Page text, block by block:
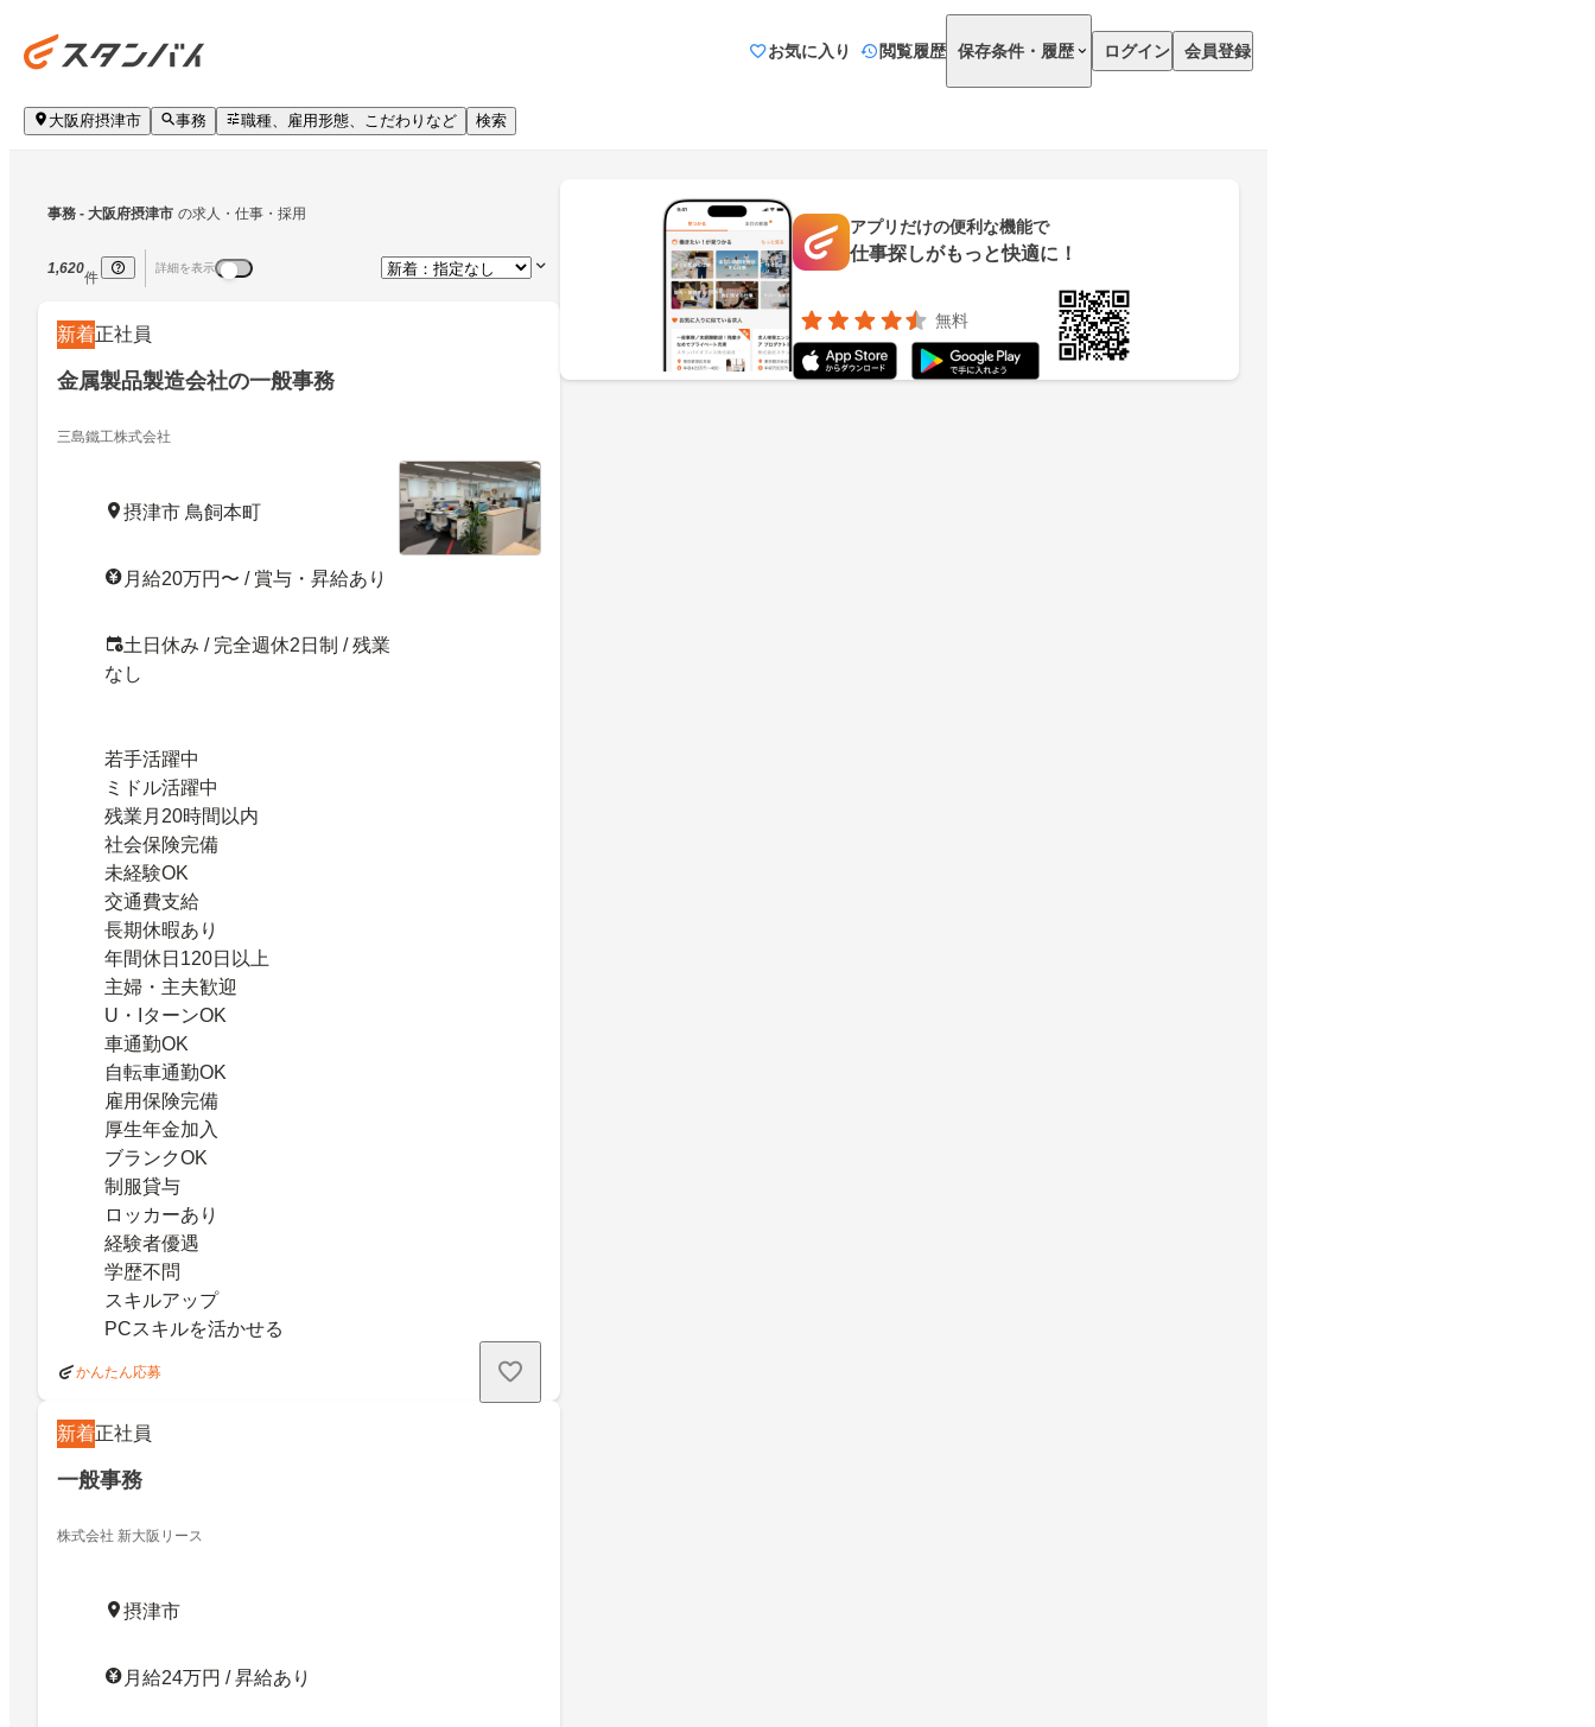
お気に入り 閲覧履歴 保存条件・履歴 ログイン 会員登録
大阪府摂津市 事務 職種、雇用形態、こだわりなど 検索
事務 - 大阪府摂津市 の求人・仕事・採用
1,620
件
詳細を表示
新着正社員
金属製品製造会社の一般事務
三島鐵工株式会社
摂津市 鳥飼本町
月給20万円〜 / 賞与・昇給あり
土日休み / 完全週休2日制 / 残業
なし
若手活躍中
ミドル活躍中
残業月20時間以内
社会保険完備
未経験OK
交通費支給
長期休暇あり
年間休日120日以上
主婦・主夫歓迎
U・IターンOK
車通勤OK
自転車通勤OK
雇用保険完備
厚生年金加入
ブランクOK
制服貸与
ロッカーあり
経験者優遇
学歴不問
スキルアップ
PCスキルを活かせる
かんたん応募
新着正社員
一般事務
株式会社 新大阪リース
摂津市
月給24万円 / 昇給あり
アプリだけの便利な機能で
仕事探しがもっと快適に！
無料